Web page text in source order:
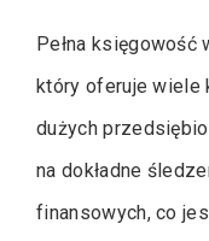
Pełna
który oferuje wiele
dużych
na dokładne
finansowych, co